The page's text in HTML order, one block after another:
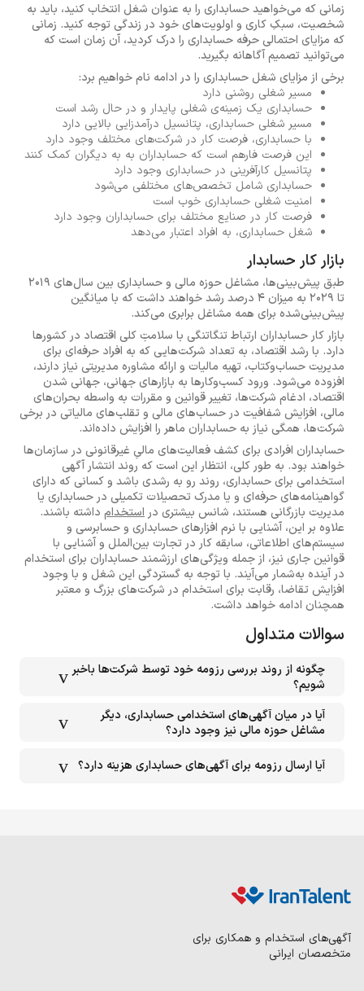
زمانی که می‌خواهید حسابداری را به عنوان شغل انتخاب کنید، باید به
شخصیت، سبکِ کاری و اولویت‌های خود در زندگی توجه کنید. زمانی
که مزایای احتمالی حرفه حسابداری را درک کردید، آن زمان است که
می‌توانید تصمیم آگاهانه بگیرید.
برخی از مزایای شغل حسابداری را در ادامه نام خواهیم برد:
مسیر شغلی روشنی دارد
حسابداری یک زمینه‌ی شغلی پایدار و در حال رشد است
مسیر شغلی حسابداری، پتانسیل درآمدزایی بالایی دارد
با حسابداری، فرصت کار در شرکت‌های مختلف وجود دارد
این فرصت فارهم است که حسابداران به به دیگران کمک کنند
پتانسیل کارآفرینی در حسابداری وجود دارد
حسابداری شامل تخصص‌های مختلفی می‌شود
امنیت شغلی حسابداری خوب است
فرصت کار در صنایع مختلف برای حسابداران وجود دارد
شغل حسابداری، به افراد اعتبار می‌دهد
بازار کار حسابدار
طبق پیش‌بینی‌ها، مشاغل حوزه مالی و حسابداری بین سال‌های 2019
تا 2029 به میزان 4 درصد رشد خواهند داشت که با میانگین
پیش‌بینی‌شده برای همه مشاغل برابری می‌کند.
بازار کار حسابداران ارتباط تنگاتنگی با سلامتِ کلی اقتصاد در کشورها
دارد. با رشد اقتصاد، به تعداد شرکت‌هایی که به افراد حرفه‌ای برای
مدیریت حساب‌وکتاب، تهیه مالیات و ارائه مشاوره مدیریتی نیاز دارند،
افزوده می‌شود. ورود کسب‌وکارها به بازارهای جهانی، جهانی شدن
اقتصاد، ادغام شرکت‌ها، تغییر قوانین و مقررات به واسطه بحران‌های
مالی، افزایش شفافیت در حساب‌های مالی و تقلب‌های مالیاتی در برخی
شرکت‌ها، همگی نیاز به حسابداران ماهر را افزایش داده‌اند.
حسابداران افرادی برای کشف فعالیت‌های مالیِ غیرقانونی در سازمان‌ها
خواهند بود. به طور کلی، انتظار این است که روند انتشار آگهی
استخدامی برای حسابداری، روند رو به رشدی باشد و کسانی که دارای
گواهینامه‌های حرفه‌ای و یا مدرک تحصیلات تکمیلی در حسابداری یا
مدیریت بازرگانی هستند، شانس بیشتری در استخدام داشته باشند.
علاوه بر این، آشنایی با نرم افزارهای حسابداری و حسابرسی و
سیستم‌های اطلاعاتی، سابقه کار در تجارت بین‌الملل و آشنایی با
قوانین جاری نیز، از جمله ویژگی‌های ارزشمند حسابداران برای استخدام
در آینده به‌شمار می‌آیند. با توجه به گستردگی این شغل و با وجود
افزایش تقاضا، رقابت برای استخدام در شرکت‌های بزرگ و معتبر
همچنان ادامه خواهد داشت.
سوالات متداول
چگونه از روند بررسی رزومه خود توسط شرکت‌ها باخبر
شویم؟
آیا در میان آگهی‌های استخدامی حسابداری، دیگر
مشاغل حوزه مالی نیز وجود دارد؟
آیا ارسال رزومه برای آگهی‌های حسابداری هزینه دارد؟
آگهی‌های استخدام و همکاری برای
متخصصان ایرانی